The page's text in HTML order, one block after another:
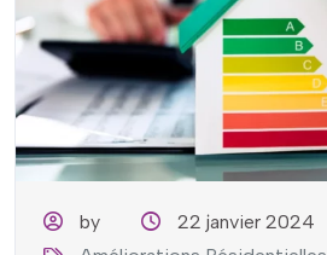
by
22 janvier 2024